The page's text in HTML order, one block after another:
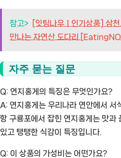
참고> [잇팅나우ㅣ인기상품] 삼
만나는 자연산 도다리
자주 묻는 질문
Q: 연지홍게의 특징은 무엇인가요?
A: 연지홍게는 우리나라 연안에서 서
항 구룡포에서 잡힌 연지홍게는 맛과
있고 탱탱한 식감이 특징입니다.
Q: 이 상품의 가성비는 어떤가요?